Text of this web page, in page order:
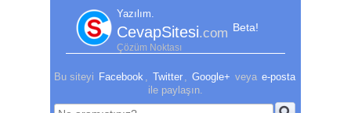
Yazılım.
CevapSitesi.com Beta!
Çözüm Noktası
Bu siteyi Facebook Twitter Google+ veya e-posta
ile paylaşın.